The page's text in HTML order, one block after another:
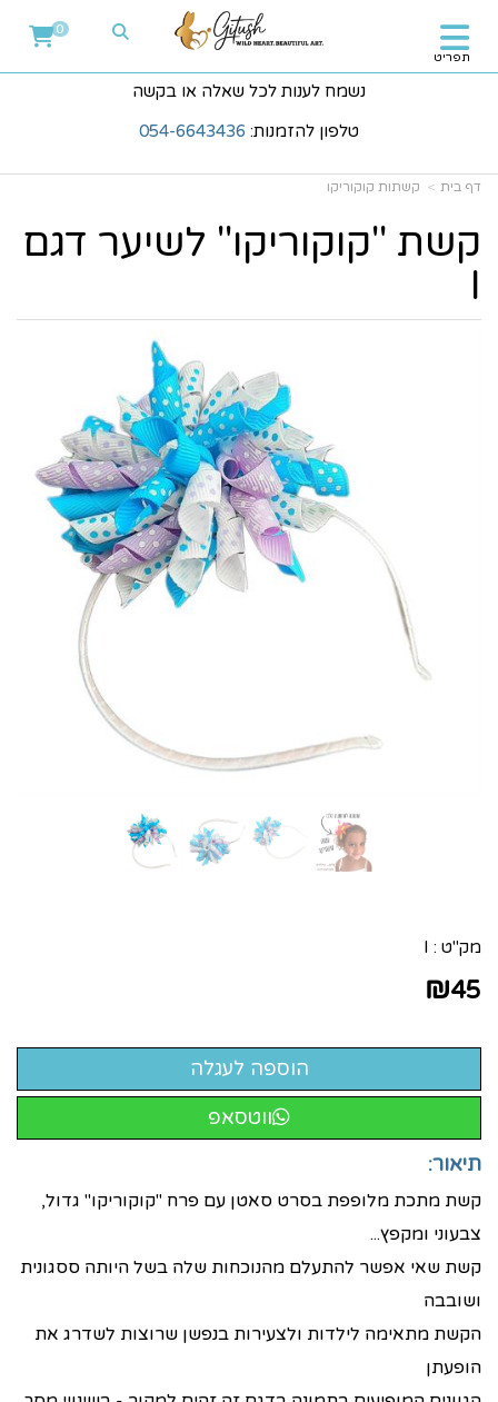
נשמח לענות לכל שאלה או בקשה
טלפון להזמנות: 054-6643436
תפריט
0
דף בית קשתות קוקוריקו
קשת "קוקוריקו" לשיער דגם
I
מק"ט : I
₪45
ווטסאפ
תיאור:
קשת מתכת מלופפת בסרט סאטן עם פרח "קוקוריקו" גדול,
צבעוני ומקפץ...
קשת שאי אפשר להתעלם מהנוכחות שלה בשל היותה ססגונית
ושובבה
הקשת מתאימה לילדות ולצעירות בנפשן שרוצות לשדרג את
הופעתן